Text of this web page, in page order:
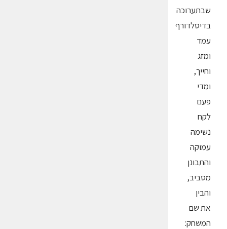
שבתערוכה
בדיסלדורף
עמד
ומזג
וחייך,
ומדי
פעם
לקח
נשימה
עמוקה
והתבונן
מסביב,
והבין
את שם
המשחק: